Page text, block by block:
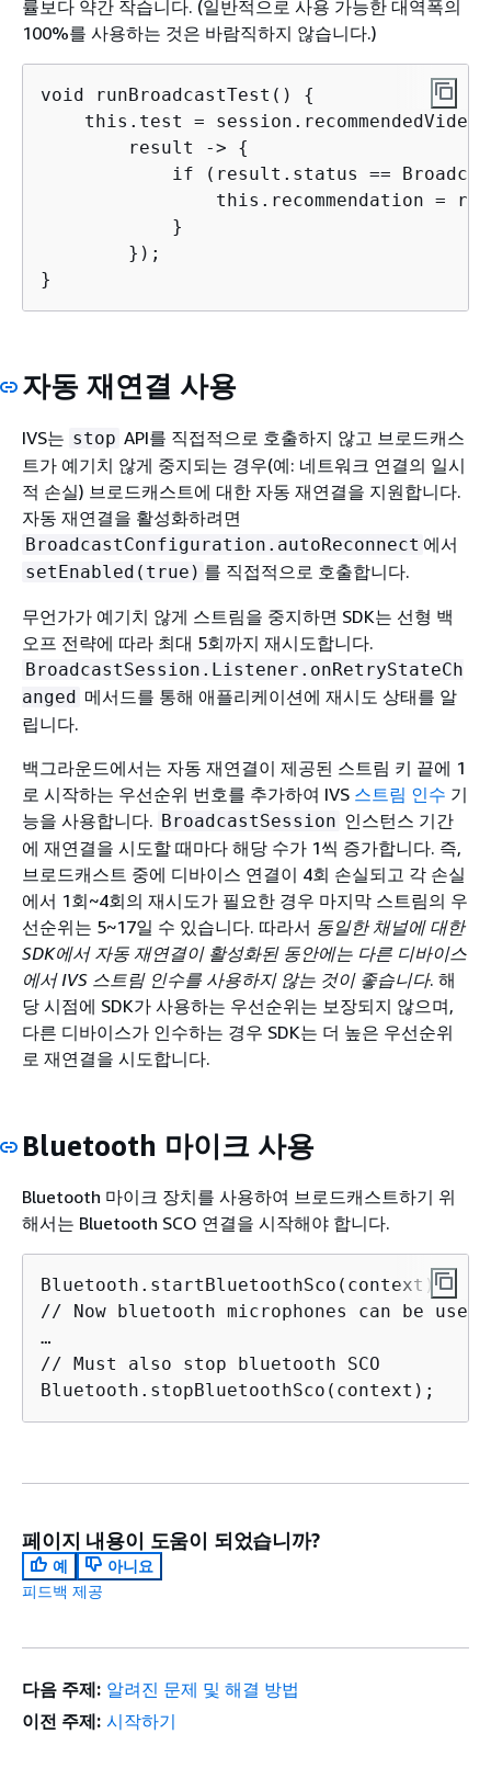
률보다 약간 작습니다. (일반적으로 사용 가능한 대역폭의
100%를 사용하는 것은 바람직하지 않습니다.)
void runBroadcastTest() {
this.test =
        result ->
{
if (result.status ==
this.recommendation =
            }
        });
}
자동 재연결 사용
IVS는 stop API를 직접적으로 호출하지 않고 브로드캐스
트가 예기치 않게 중지되는 경우(예: 네트워크 연결의 일시
적 손실) 브로드캐스트에 대한 자동 재연결을 지원합니다.
자동 재연결을 활성화하려면
BroadcastConfiguration.autoReconnect 에서
setEnabled(true) 를 직접적으로 호출합니다.
무언가가 예기치 않게 스트림을 중지하면 SDK는 선형 백
오프 전략에 따라 최대 5회까지 재시도합니다.
BroadcastSession.Listener.onRetryStateCh
anged 메서드를 통해 애플리케이션에 재시도 상태를 알
립니다.
백그라운드에서는 자동 재연결이 제공된 스트림 키 끝에 1
로 시작하는 우선순위 번호를 추가하여 IVS 스트림 인수 기
능을 사용합니다. BroadcastSession 인스턴스 기간
에 재연결을 시도할 때마다 해당 수가 1씩 증가합니다. 즉,
브로드캐스트 중에 디바이스 연결이 4회 손실되고 각 손실
에서 1회~4회의 재시도가 필요한 경우 마지막 스트림의 우
선순위는 5~17일 수 있습니다. 따라서 동일한 채널에 대한
SDK에서 자동 재연결이 활성화된 동안에는 다른 디바이스
에서 IVS 스트림 인수를 사용하지 않는 것이 좋습니다. 해
당 시점에 SDK가 사용하는 우선순위는 보장되지 않으며,
다른 디바이스가 인수하는 경우 SDK는 더 높은 우선순위
로 재연결을 시도합니다.
Bluetooth 마이크 사용
Bluetooth 마이크 장치를 사용하여 브로드캐스트하기 위
해서는 Bluetooth SCO 연결을 시작해야 합니다.
Bluetooth.startBluetoothSco(context);
// Now bluetooth microphones can be used
…
// Must also stop bluetooth SCO
Bluetooth.stopBluetoothSco(context);
페이지 내용이 도움이 되었습니까?
예
아니요
피드백 제공
다음 주제: 알려진 문제 및 해결 방법
이전 주제: 시작하기